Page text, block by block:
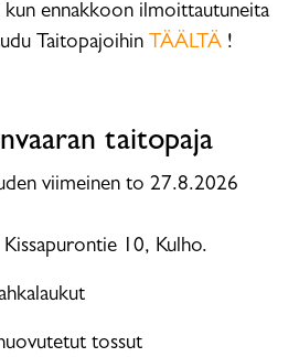
kun ennakkoon ilmoittautuneita
Taitopajoihin TÄÄLTÄ !
taitopaja
viimeinen to 27.8.2026
10, Kulho.
tossut